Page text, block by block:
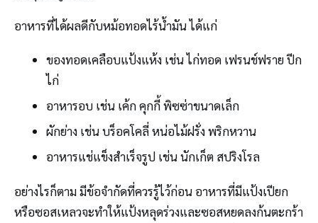
อาหารที่ได้ผลดีกับหม้อทอดไร้น้ำมัน ได้แก่
ของทอดเคลือบแป้งแห้ง เช่น ไก่ทอด เฟรนช์ฟราย ปีก
ไก่
อาหารอบ เช่น เค้ก คุกกี้ พิซซ่าขนาดเล็ก
ผักย่าง เช่น บร็อคโคลี่ หน่อไม้ฝรั่ง พริกหวาน
อาหารแช่แข็งสำเร็จรูป เช่น นักเก็ต สปริงโรล
อย่างไรก็ตาม มีข้อจำกัดที่ควรรู้ไว้ก่อน อาหารที่มีแป้งเปียก
หรือซอสเหลวจะทำให้แป้งหลุดร่วงและซอสหยดลงก้นตะกร้า